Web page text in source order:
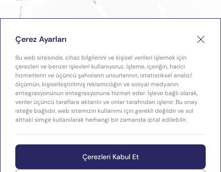
Çerez Ayarları
Bu web sitesinde, cihaz bilgilerini ve kişisel verileri işlemek için
çerezleri ve benzer işlevleri kullanıyoruz. İşleme, içeriğin, harici
hizmetlerin ve üçüncü şahısların unsurlarının, istatistiksel analiz/
ölçümün, kişiselleştirilmiş reklamcılığın ve sosyal medyanın
entegrasyonunun entegrasyonuna hizmet eder. İşleve bağlı olarak,
veriler üçüncü taraflara aktarılır ve onlar tarafından işlenir. Bu onay
isteğe bağlıdır, web sitemizin kullanımı için gerekli değildir ve sol
alttaki simge kullanılarak herhangi bir zamanda iptal edilebilir.
Çerezleri Kabul Et